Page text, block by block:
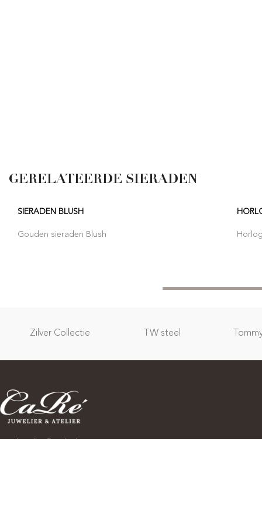
GERELATEERDE SIERADEN
SIERADEN BLUSH
Gouden sieraden Blush
Zilver Collectie TW steel
carejuwelier@outlook.com